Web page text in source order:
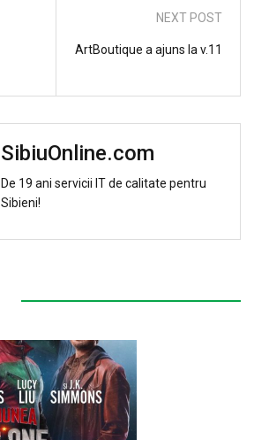
NEXT POST
ArtBoutique a ajuns la v.11
SibiuOnline.com
De 19 ani servicii IT de calitate pentru
Sibieni!